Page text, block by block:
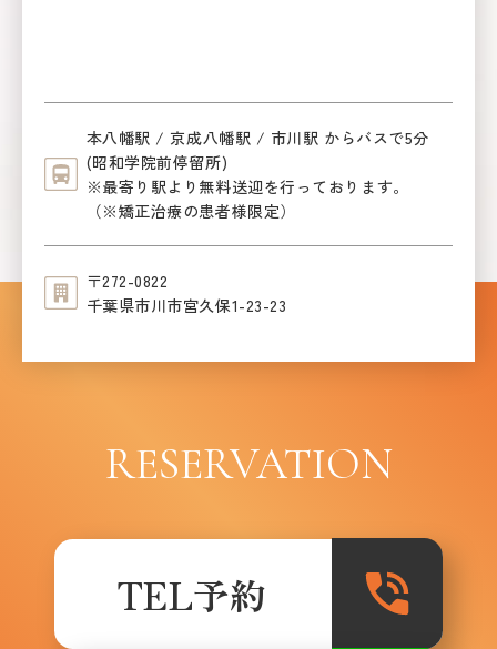
本八幡駅 / 京成八幡駅 / 市川駅 からバスで5分
(昭和学院前停留所)
※最寄り駅より無料送迎を行っております。
（※矯正治療の患者様限定）
〒272-0822
千葉県市川市宮久保1-23-23
RESERVATION
TEL予約